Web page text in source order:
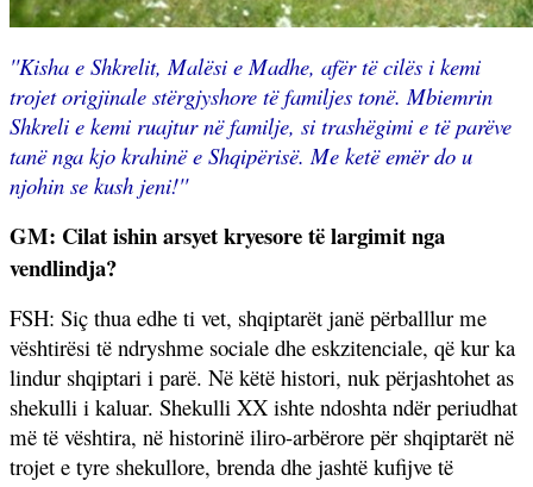
''Kisha e Shkrelit, Malësi e Madhe, afër të cilës i kemi
trojet origjinale stërgjyshore të familjes tonë. Mbiemrin
Shkreli e kemi ruajtur në familje, si trashëgimi e të parëve
tanë nga kjo krahinë e Shqipërisë. Me ketë emër do u
njohin se kush jeni!''
GM: Cilat ishin arsyet kryesore të largimit nga
vendlindja?
FSH: Siç thua edhe ti vet, shqiptarët janë përballlur me
vështirësi të ndryshme sociale dhe eskzitenciale, që kur ka
lindur shqiptari i parë. Në këtë histori, nuk përjashtohet as
shekulli i kaluar. Shekulli XX ishte ndoshta ndër periudhat
më të vështira, në historinë iliro-arbërore për shqiptarët në
trojet e tyre shekullore, brenda dhe jashtë kufijve të